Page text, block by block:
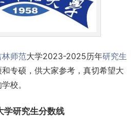
林师范大学2023-2025历年研究生
专硕，供大家参考，真切希望大
校。
研究生分数线